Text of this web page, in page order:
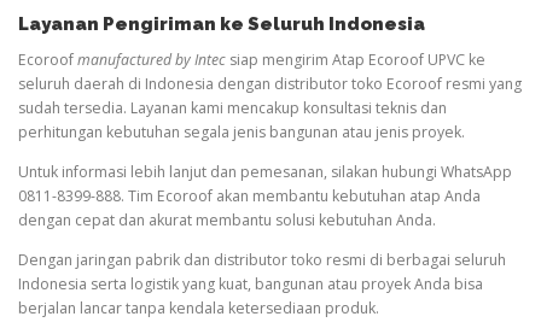
Layanan Pengiriman ke Seluruh Indonesia
Ecoroofmanufactured by Intec siap mengirim Atap Ecoroof UPVC ke
seluruh daerah di Indonesia dengan distributor toko Ecoroof resmi yang
sudah tersedia. Layanan kami mencakup konsultasi teknis dan
perhitungan kebutuhan segala jenis bangunan atau jenis proyek.
Untuk informasi lebih lanjut dan pemesanan, silakan hubungi WhatsApp
0811-8399-888. Tim Ecoroof akan membantu kebutuhan atap Anda
dengan cepat dan akurat membantu solusi kebutuhan Anda.
Dengan jaringan pabrik dan distributor toko resmi di berbagai seluruh
Indonesia serta logistik yang kuat, bangunan atau proyek Anda bisa
berjalan lancar tanpa kendala ketersediaan produk.